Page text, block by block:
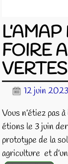
FOIRE
12 juin 2023
Vous n’étiez pas
étions le 3 juin
prototype de la
agriculture et